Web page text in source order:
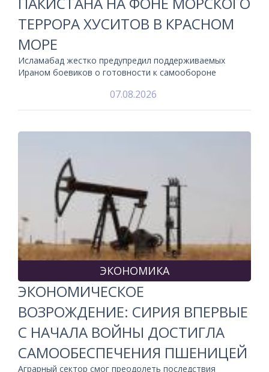
ТЕРРОРА ХУСИТОВ В КРАСНОМ
МОРЕ
Исламабад жестко предупредил поддерживаемых
Ираном боевиков о готовности к самообороне
07.08.2026
ЭКОНОМИКА
ЭКОНОМИЧЕСКОЕ
ВОЗРОЖДЕНИЕ: СИРИЯ ВПЕРВЫЕ
С НАЧАЛА ВОЙНЫ ДОСТИГЛА
САМООБЕСПЕЧЕНИЯ ПШЕНИЦЕЙ
Аграрный сектор смог преодолеть последствия